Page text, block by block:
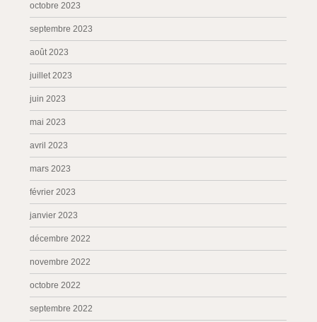
octobre 2023
septembre 2023
août 2023
juillet 2023
juin 2023
mai 2023
avril 2023
mars 2023
février 2023
janvier 2023
décembre 2022
novembre 2022
octobre 2022
septembre 2022